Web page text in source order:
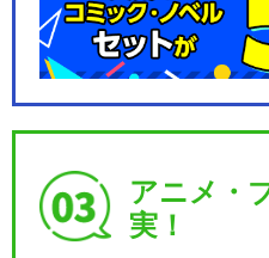
アニメ・
実！